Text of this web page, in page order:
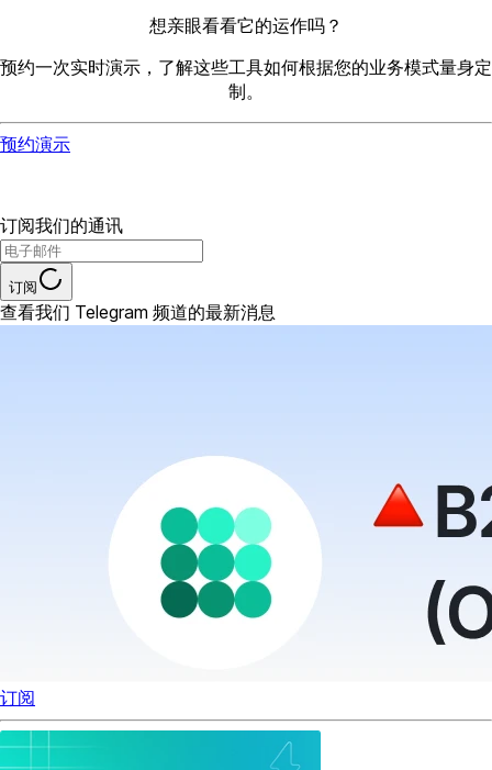
想亲眼看看它的运作吗？
预约一次实时演示，了解这些工具如何根据您的业务模式量身定
制。
预约演示
订阅我们的通讯
订阅
查看我们 Telegram 频道的最新消息
订阅